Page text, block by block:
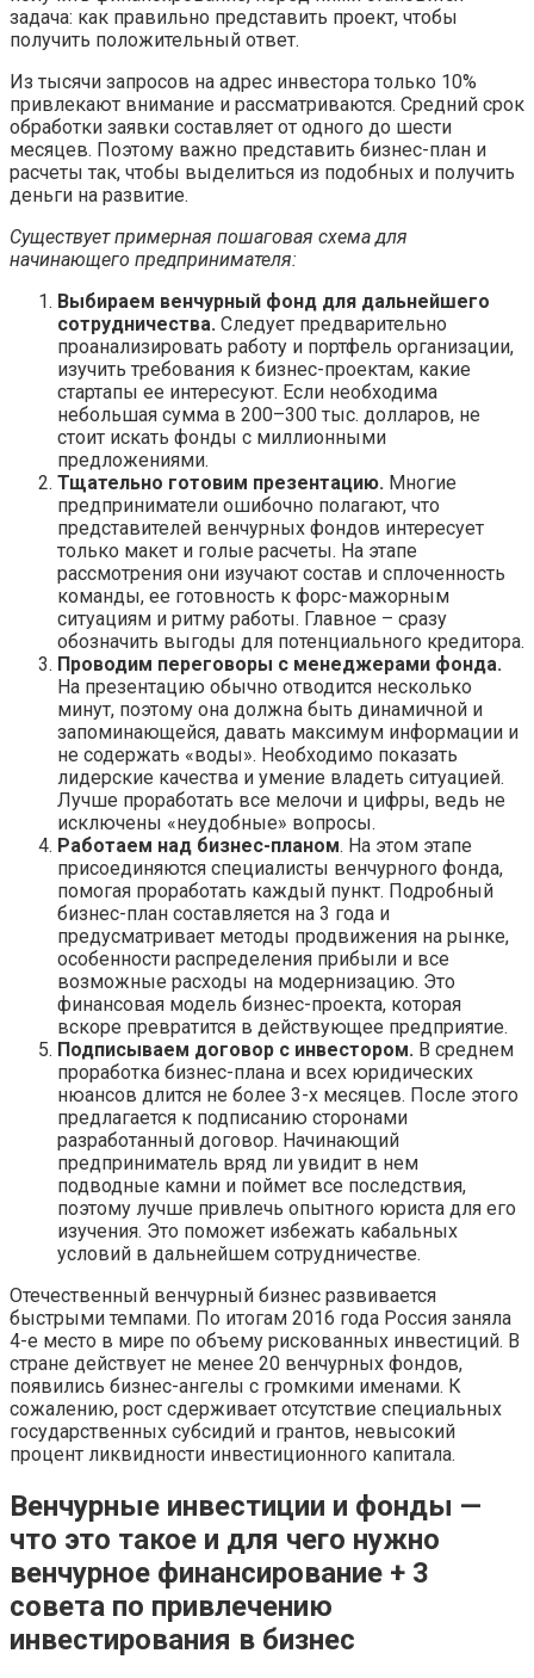
задача: как правильно представить проект, чтобы
получить положительный ответ.
Из тысячи запросов на адрес инвестора только 10%
привлекают внимание и рассматриваются. Средний срок
обработки заявки составляет от одного до шести
месяцев. Поэтому важно представить бизнес-план и
расчеты так, чтобы выделиться из подобных и получить
деньги на развитие.
Существует примерная пошаговая схема для
начинающего предпринимателя:
Выбираем венчурный фонд для дальнейшего
сотрудничества. Следует предварительно
проанализировать работу и портфель организации,
изучить требования к бизнес-проектам, какие
стартапы ее интересуют. Если необходима
небольшая сумма в 200–300 тыс. долларов, не
стоит искать фонды с миллионными
предложениями.
Тщательно готовим презентацию. Многие
предприниматели ошибочно полагают, что
представителей венчурных фондов интересует
только макет и голые расчеты. На этапе
рассмотрения они изучают состав и сплоченность
команды, ее готовность к форс-мажорным
ситуациям и ритму работы. Главное – сразу
обозначить выгоды для потенциального кредитора.
Проводим переговоры с менеджерами фонда.
На презентацию обычно отводится несколько
минут, поэтому она должна быть динамичной и
запоминающейся, давать максимум информации и
не содержать «воды». Необходимо показать
лидерские качества и умение владеть ситуацией.
Лучше проработать все мелочи и цифры, ведь не
исключены «неудобные» вопросы.
Работаем над бизнес-планом. На этом этапе
присоединяются специалисты венчурного фонда,
помогая проработать каждый пункт. Подробный
бизнес-план составляется на 3 года и
предусматривает методы продвижения на рынке,
особенности распределения прибыли и все
возможные расходы на модернизацию. Это
финансовая модель бизнес-проекта, которая
вскоре превратится в действующее предприятие.
Подписываем договор с инвестором. В среднем
проработка бизнес-плана и всех юридических
нюансов длится не более 3-х месяцев. После этого
предлагается к подписанию сторонами
разработанный договор. Начинающий
предприниматель вряд ли увидит в нем
подводные камни и поймет все последствия,
поэтому лучше привлечь опытного юриста для его
изучения. Это поможет избежать кабальных
условий в дальнейшем сотрудничестве.
Отечественный венчурный бизнес развивается
быстрыми темпами. По итогам 2016 года Россия заняла
4-е место в мире по объему рискованных инвестиций. В
стране действует не менее 20 венчурных фондов,
появились бизнес-ангелы с громкими именами. К
сожалению, рост сдерживает отсутствие специальных
государственных субсидий и грантов, невысокий
процент ликвидности инвестиционного капитала.
Венчурные инвестиции и фонды —
что это такое и для чего нужно
венчурное финансирование + 3
совета по привлечению
инвестирования в бизнес